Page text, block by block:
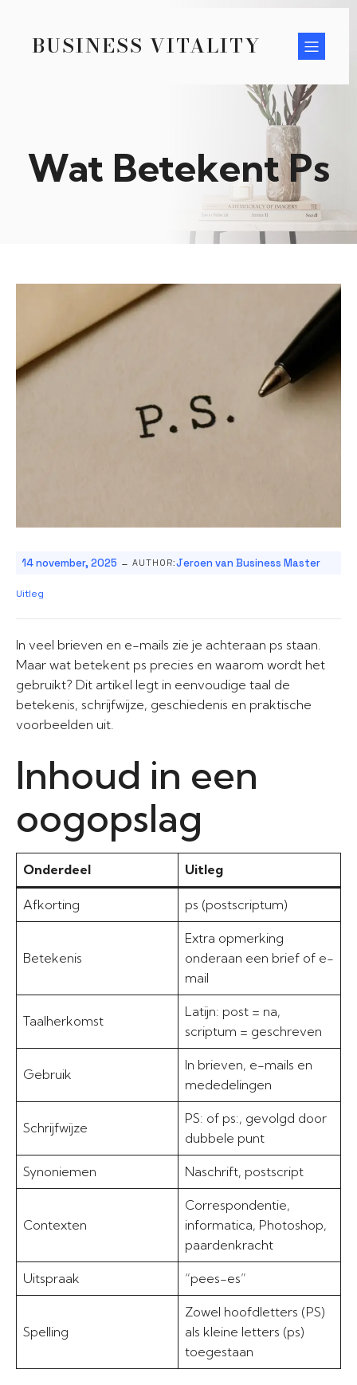
BUSINESS VITALITY
Wat Betekent Ps
14 november, 2025 - AUTHOR:Jeroen van Business Master
Uitleg
In veel brieven en e-mails zie je achteraan ps staan.
Maar wat betekent ps precies en waarom wordt het
gebruikt? Dit artikel legt in eenvoudige taal de
betekenis, schrijfwijze, geschiedenis en praktische
voorbeelden uit.
Inhoud in een
oogopslag
Onderdeel Uitleg
Afkorting ps (postscriptum)
Betekenis
Extra opmerking
onderaan een brief of e-
mail
Taalherkomst
Latijn: post = na,
scriptum = geschreven
Gebruik
In brieven, e-mails en
mededelingen
Schrijfwijze
PS: of ps:, gevolgd door
dubbele punt
Synoniemen Naschrift, postscript
Contexten
Correspondentie,
informatica, Photoshop,
paardenkracht
Uitspraak “pees-es”
Spelling
Zowel hoofdletters (PS)
als kleine letters (ps)
toegestaan